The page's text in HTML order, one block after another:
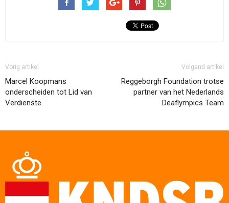
Vorig artikel
Marcel Koopmans
onderscheiden tot Lid van
Verdienste
Volgend artikel
Reggeborgh Foundation trotse
partner van het Nederlands
Deaflympics Team